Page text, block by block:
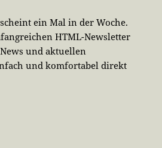
ein Mal in der Woche.
HTML-Newsletter
und aktuellen
und komfortabel direkt